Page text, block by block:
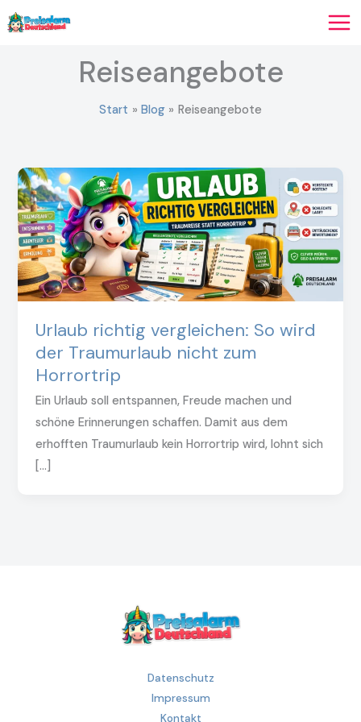
Zum
Inhalt
Reiseangebote
Start Blog Reiseangebote
Urlaub richtig vergleichen: So wird
der Traumurlaub nicht zum
Horrortrip
Ein Urlaub soll entspannen, Freude machen und
schöne Erinnerungen schaffen. Damit aus dem
erhofften Traumurlaub kein Horrortrip wird, lohnt sich
[…]
Datenschutz
Impressum
Kontakt